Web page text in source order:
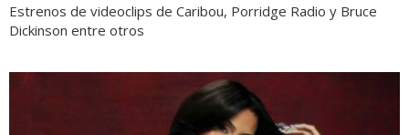
Estrenos de videoclips de Caribou, Porridge Radio y Bruce
Dickinson entre otros